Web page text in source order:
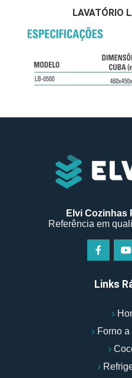
LAVATÓRIO
Elvi Cozinhas
Referência em
Links
Forno